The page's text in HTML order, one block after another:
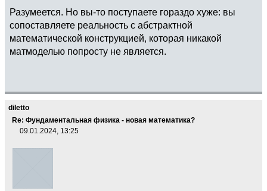
Разумеется. Но вы-то поступаете гораздо хуже: вы
сопоставляете реальность с абстрактной
математической конструкцией, которая никакой
матмоделью попросту не является.
diletto
Re: Фундаментальная физика - новая математика?
09.01.2024, 13:25